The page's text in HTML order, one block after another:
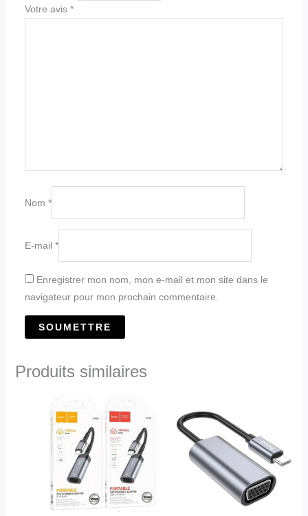
Votre avis *
Nom *
E-mail *
Enregistrer mon nom, mon e-mail et mon site dans le
navigateur pour mon prochain commentaire.
Produits similaires
de
prix :
د.ج2,200.00
د.ج2,400.00
produit
a
plusieurs
variations.
Les
options